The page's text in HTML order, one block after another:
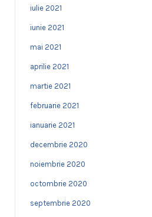
iulie 2021
iunie 2021
mai 2021
aprilie 2021
martie 2021
februarie 2021
ianuarie 2021
decembrie 2020
noiembrie 2020
octombrie 2020
septembrie 2020